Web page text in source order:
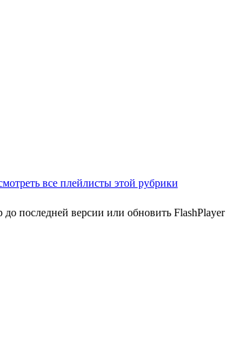
все плейлисты этой рубрики
последней версии или обновить FlashPlayer